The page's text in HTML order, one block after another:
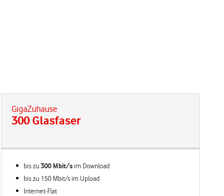
GigaZuhause
300 Glasfaser
bis zu300 Mbit/s im Download
bis zu 150 Mbit/s im Upload
Internet-Flat